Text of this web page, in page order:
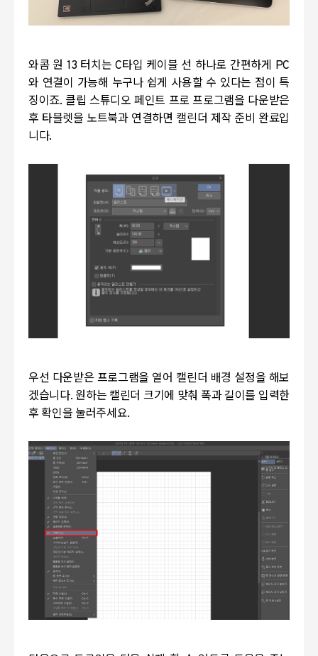
와콤 원 13 터치는C타입 케이블 선 하나로 간편하게 PC
와 연결이 가능해 누구나 쉽게 사용할 수 있다는 점이 특
징이죠. 클립 스튜디오 페인트 프로 프로그램을 다운받은
후 타블렛을 노트북과 연결하면 캘린더 제작 준비 완료입
니다.
우선 다운받은 프로그램을 열어 캘린더 배경 설정을 해보
겠습니다.원하는 캘린더 크기에 맞춰 폭과 길이를 입력한
후 확인을 눌러주세요.